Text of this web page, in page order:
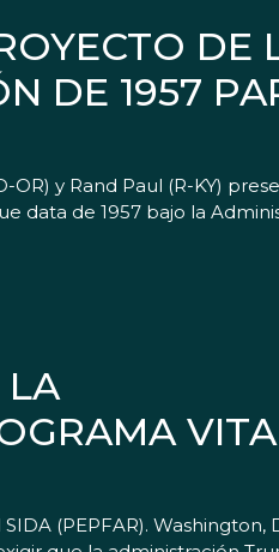
DE
DE 1957
OR) y Rand Paul (R-KY)
data de 1957 bajo la
LA
(PEPFAR). Washington,